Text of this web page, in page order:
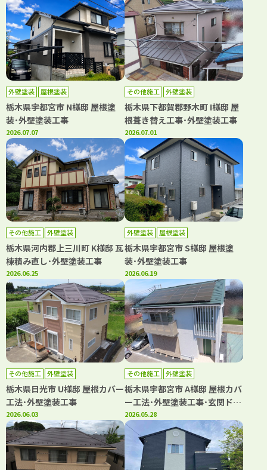
外壁塗装 屋根塗装
栃木県宇都宮市 N様邸 屋根塗
装･外壁塗装工事
2026.07.07
その他施工 外壁塗装
栃木県下都賀郡野木町 I様邸 屋
根葺き替え工事･外壁塗装工事
2026.07.01
その他施工 外壁塗装
栃木県河内郡上三川町 K様邸 瓦
棟積み直し･外壁塗装工事
2026.06.25
外壁塗装 屋根塗装
栃木県宇都宮市 S様邸 屋根塗
装･外壁塗装工事
2026.06.19
その他施工 外壁塗装
栃木県日光市 U様邸 屋根カバー
工法･外壁塗装工事
2026.06.03
その他施工 外壁塗装
栃木県宇都宮市 A様邸 屋根カバ
ー工法･外壁塗装工事･玄関ドア
リフォーム
2026.05.28